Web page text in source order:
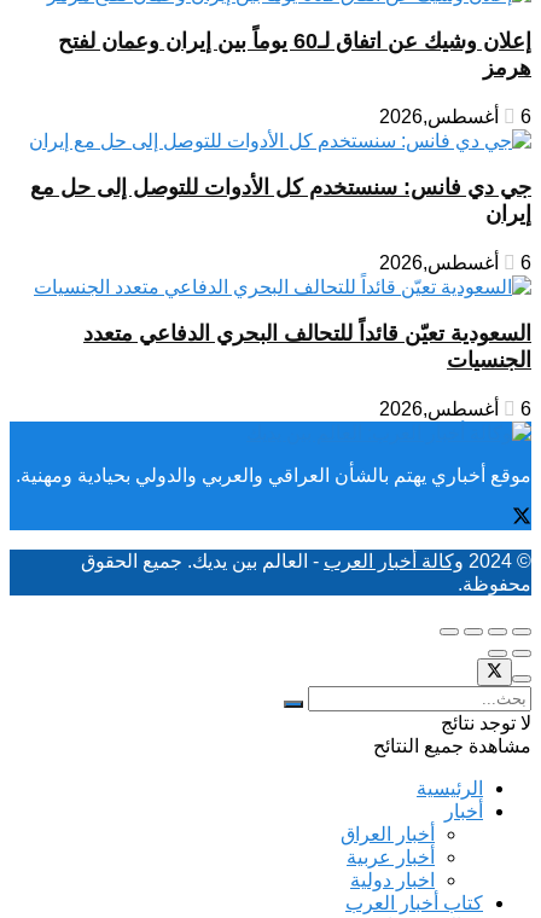
إعلان وشيك عن اتفاق لـ60 يوماً بين إيران وعمان لفتح
هرمز
6 أغسطس,2026
جي دي فانس: سنستخدم كل الأدوات للتوصل إلى حل مع
إيران
6 أغسطس,2026
السعودية تعيّن قائداً للتحالف البحري الدفاعي متعدد
الجنسيات
6 أغسطس,2026
موقع أخباري يهتم بالشأن العراقي والعربي والدولي بحيادية ومهنية.
© 2024 وكالة أخبار العرب - العالم بين يديك. جميع الحقوق
محفوظة.
لا توجد نتائج
مشاهدة جميع النتائح
الرئيسية
أخبار
أخبار العراق
أخبار عربية
اخبار دولية
كتاب أخبار العرب